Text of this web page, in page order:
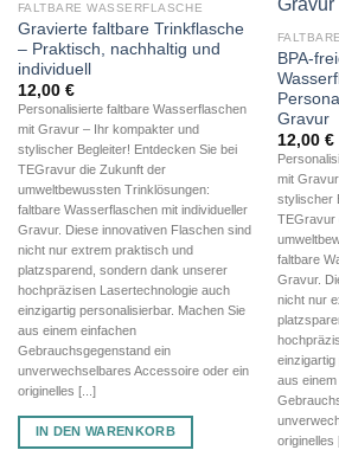
FALTBARE WASSERFLASCHE
Gravierte faltbare Trinkflasche
– Praktisch, nachhaltig und
individuell
12,00 €
Personalisierte faltbare Wasserflaschen
mit Gravur – Ihr kompakter und
stylischer Begleiter! Entdecken Sie bei
TEGravur die Zukunft der
umweltbewussten Trinklösungen:
faltbare Wasserflaschen mit individueller
Gravur. Diese innovativen Flaschen sind
nicht nur extrem praktisch und
platzsparend, sondern dank unserer
hochpräzisen Lasertechnologie auch
einzigartig personalisierbar. Machen Sie
aus einem einfachen
Gebrauchsgegenstand ein
unverwechselbares Accessoire oder ein
originelles [...]
IN DEN WARENKORB
BPA-
Gravur
12,00 €
mit
stylischer
TEGravur
faltbare
Gravur.
nicht nur
einzigartig
aus
originelles